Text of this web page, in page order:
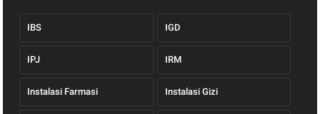
IBS IGD
IPJ IRM
Instalasi Farmasi Instalasi Gizi